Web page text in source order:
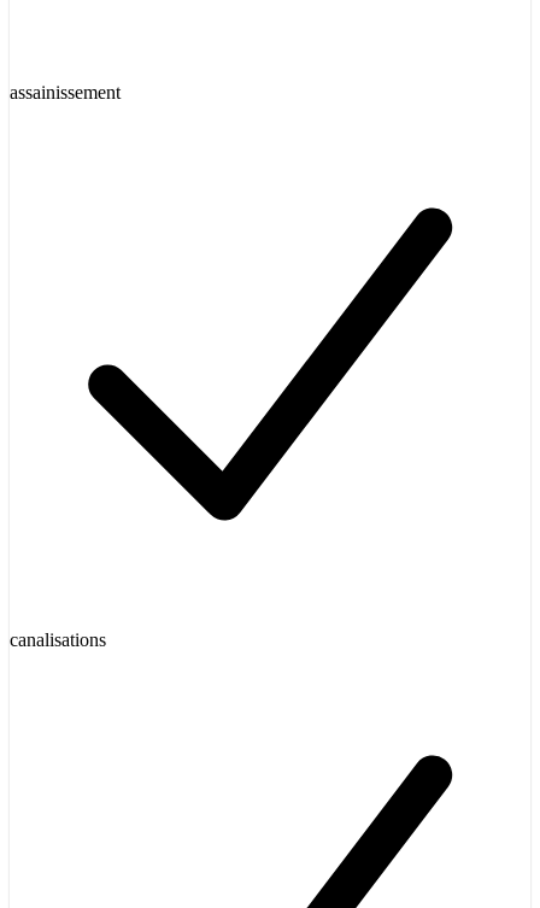
assainissement
canalisations